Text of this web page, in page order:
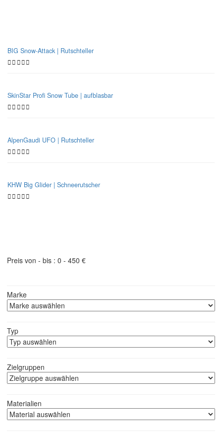
BIG Snow-Attack | Rutschteller
SkinStar Profi Snow Tube | aufblasbar
AlpenGaudi UFO | Rutschteller
KHW Big Glider | Schneerutscher
Preis von - bis : 0 - 450 €
Marke
Typ
Zielgruppen
Materialien